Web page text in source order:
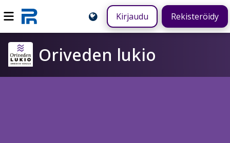
Kirjaudu Rekisteröidy
Oriveden lukio